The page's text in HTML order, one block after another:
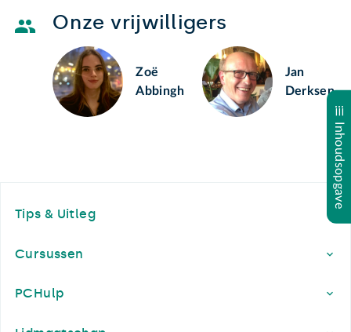
Inhoudsopgave
Onze vrijwilligers
Zoë
Abbingh
Jan
Derksen
Tips & Uitleg
Cursussen
PCHulp